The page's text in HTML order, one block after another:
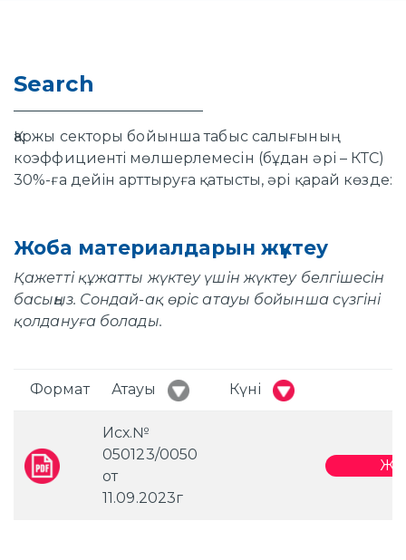
Search
Қаржы секторы бойынша табыс салығының
коэффициенті мөлшерлемесін (бұдан әрі – КТС)
30%-ға дейін арттыруға қатысты, әрі қарай көзде:
Жоба материалдарын жүктеу
Қажетті құжатты жүктеу үшін жүктеу белгішесін
басыңыз. Сондай-ақ өріс атауы бойынша сүзгіні
қолдануға болады.
Формат Атауы Күні
Исх.№
050123/0050
от
11.09.2023г